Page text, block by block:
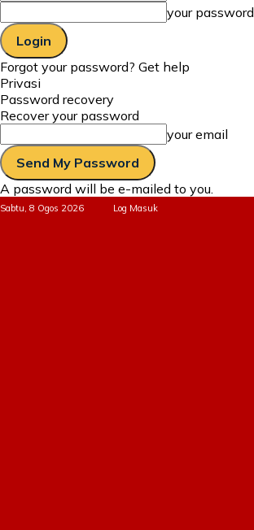
your password
Forgot your password? Get help
Privasi
Password recovery
Recover your password
your email
A password will be e-mailed to you.
Sabtu, 8 Ogos 2026 Log Masuk